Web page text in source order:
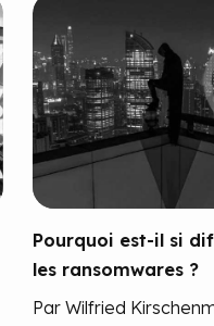
Pourquoi est-il si
les ransomwares ?
Par Wilfried